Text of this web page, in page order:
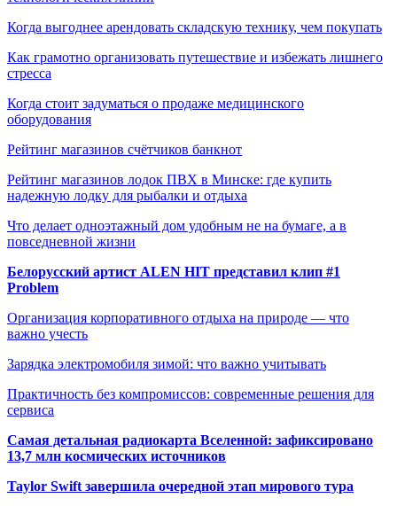
Когда выгоднее арендовать складскую технику, чем покупать
Как грамотно организовать путешествие и избежать лишнего
стресса
Когда стоит задуматься о продаже медицинского
оборудования
Рейтинг магазинов счётчиков банкнот
Рейтинг магазинов лодок ПВХ в Минске: где купить
надежную лодку для рыбалки и отдыха
Что делает одноэтажный дом удобным не на бумаге, а в
повседневной жизни
Белорусский артист ALEN HIT представил клип #1
Problem
Организация корпоративного отдыха на природе — что
важно учесть
Зарядка электромобиля зимой: что важно учитывать
Практичность без компромиссов: современные решения для
сервиса
Самая детальная радиокарта Вселенной: зафиксировано
13,7 млн космических источников
Taylor Swift завершила очередной этап мирового тура